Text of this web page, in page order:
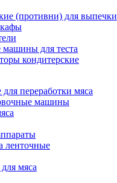
(противни) для выпечки
для теста
кондитерские
переработки мяса
машины
ленточные
мяса